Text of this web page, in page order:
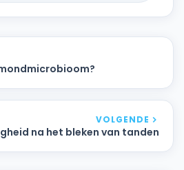
VOLGENDE
na het bleken van tanden